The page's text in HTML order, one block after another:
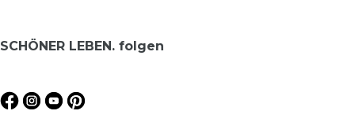
SCHÖNER LEBEN. folgen